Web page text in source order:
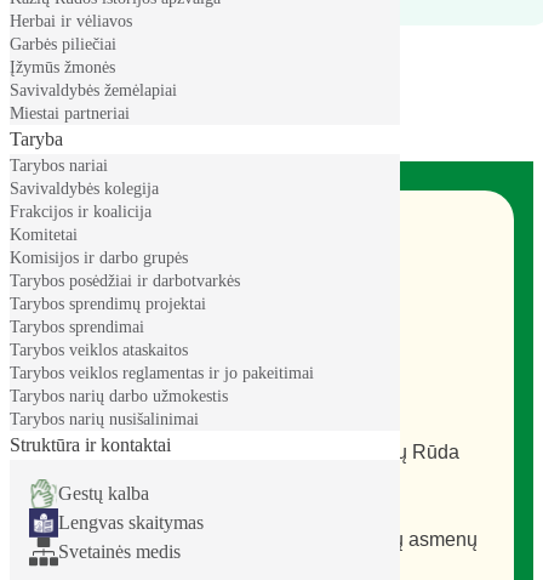
Herbai ir vėliavos
Garbės piliečiai
Įžymūs žmonės
Savivaldybės žemėlapiai
Miestai partneriai
Taryba
Tarybos nariai
Savivaldybės kolegija
Frakcijos ir koalicija
Komitetai
Komisijos ir darbo grupės
Tarybos posėdžiai ir darbotvarkės
Tarybos sprendimų projektai
Tarybos sprendimai
Tarybos veiklos ataskaitos
Tarybos veiklos reglamentas ir jo pakeitimai
Tarybos narių darbo užmokestis
Tarybos narių nusišalinimai
Struktūra ir kontaktai
Gestų kalba
Lengvas skaitymas
Svetainės medis
Kazlų Rūdos Savivaldybė
Kazlų Rūdos savivaldybė
Biudžetinė įstaiga
Adresas: Atgimimo g. 12, LT-69443 Kazlų Rūda
Tel. nr.: +370 343 95 276
El. p.: priimamasis@kazluruda.lt
Duomenys kaupiami ir saugomi Juridinių asmenų
registre, kodas 188777932